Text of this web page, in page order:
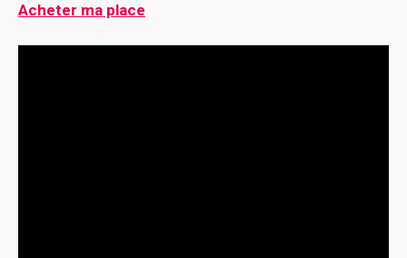
Acheter ma place